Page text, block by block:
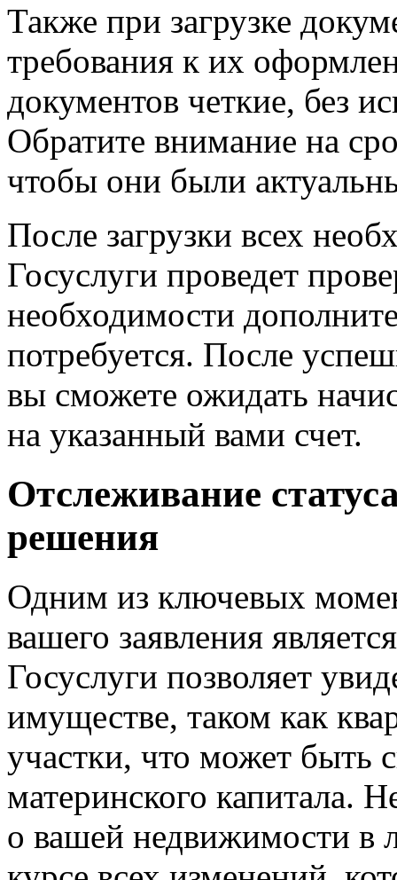
Также при загрузке
требования к их
документов четкие, без
Обратите внимание на
чтобы они были
После загрузки всех
Госуслуги проведет
необходимости
потребуется. После
вы сможете ожидать
на указанный вами счет.
Отслеживание
решения
Одним из ключевых
вашего заявления
Госуслуги позволяет
имуществе, таком как
участки, что может быть
материнского капитала.
о вашей недвижимости в